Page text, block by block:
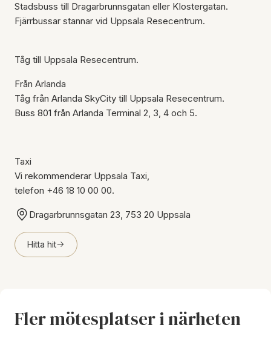
Stadsbuss till Dragarbrunnsgatan eller Klostergatan.
Fjärrbussar stannar vid Uppsala Resecentrum.
Tåg till Uppsala Resecentrum.
Från Arlanda
Tåg från Arlanda SkyCity till Uppsala Resecentrum.
Buss 801 från Arlanda Terminal 2, 3, 4 och 5.
Taxi
Vi rekommenderar Uppsala Taxi,
telefon +46 18 10 00 00.
Dragarbrunnsgatan 23, 753 20 Uppsala
Hitta hit
Fler mötesplatser i närheten